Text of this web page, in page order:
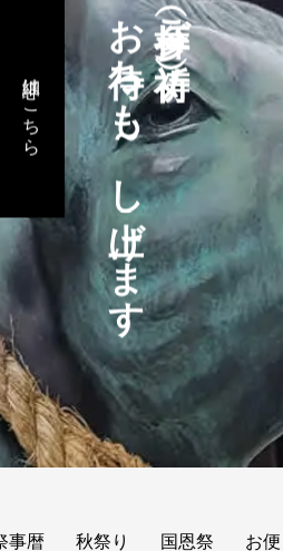
参拝（ご祈祷）
お待ちも～し上げます
詳細はこちら
事暦 秋祭り 国恩祭 お便